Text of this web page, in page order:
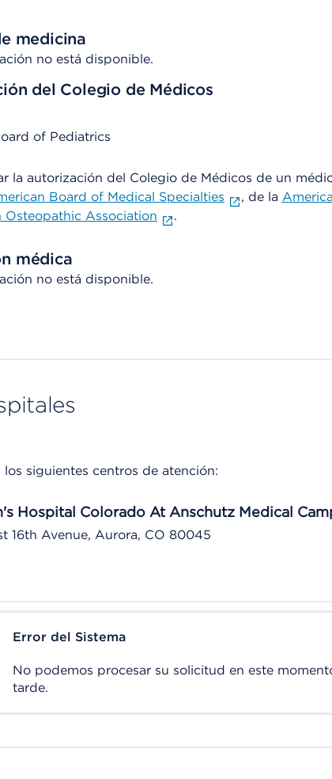
medicina
no está disponible.
del Colegio de Médicos
of Pediatrics
la autorización del Colegio de Médicos de un
Board of Medical Specialties , de la
Osteopathic Association .
médica
no está disponible.
los siguientes centros de atención:
Hospital Colorado At Anschutz Medical
16th Avenue, Aurora, CO 80045
Error del Sistema
No podemos procesar su solicitud en este
tarde.